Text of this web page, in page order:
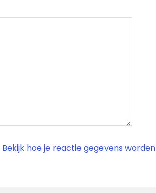
Bekijk hoe je reactie gegevens worden